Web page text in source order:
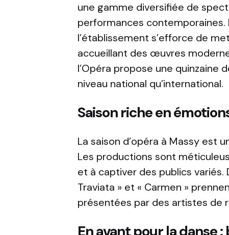
une gamme diversifiée de
performances
l’établissement s’efforce de
accueillant des œuvres
l’Opéra propose une
niveau national qu’international.
Saison riche en
La saison d’opéra à Massy est
Les productions sont
et à captiver des publics
Traviata » et « Carmen »
présentées par des artistes de